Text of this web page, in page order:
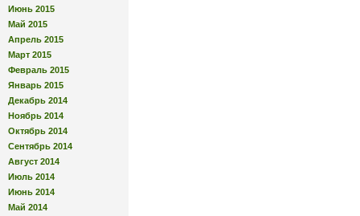
Июнь 2015
Май 2015
Апрель 2015
Март 2015
Февраль 2015
Январь 2015
Декабрь 2014
Ноябрь 2014
Октябрь 2014
Сентябрь 2014
Август 2014
Июль 2014
Июнь 2014
Май 2014